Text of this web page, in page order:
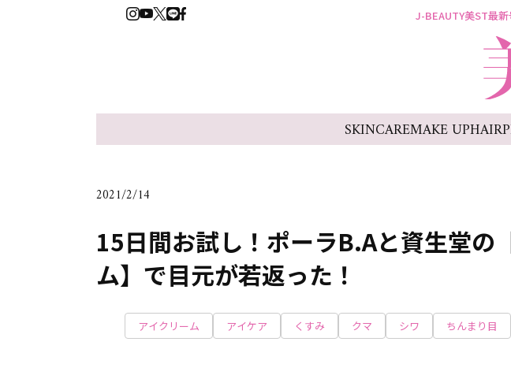
J-BEAUTY美ST最新
SKINCAREMAKE UPHAIR
2021/2/14
15日間お試し！ポーラB.Aと資生堂の
ム】で目元が若返った！
アイクリーム アイケア くすみ クマ シワ ちんまり目